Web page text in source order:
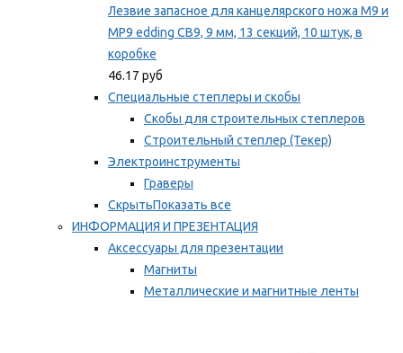
Лезвие запасное для канцелярского ножа M9 и
MP9 edding CB9, 9 мм, 13 секций, 10 штук, в
коробке
46.17 руб
Специальные степлеры и скобы
Скобы для строительных степлеров
Строительный степлер (Текер)
Электроинструменты
Граверы
СкрытьПоказать все
ИНФОРМАЦИЯ И ПРЕЗЕНТАЦИЯ
Аксессуары для презентации
Магниты
Металлические и магнитные ленты